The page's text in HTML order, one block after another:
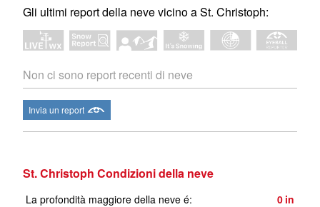
Gli ultimi report della neve vicino a St. Christoph:
Non ci sono report recenti di neve
Invia un report
St. Christoph Condizioni della neve
La profondità maggiore della neve é: 0 in